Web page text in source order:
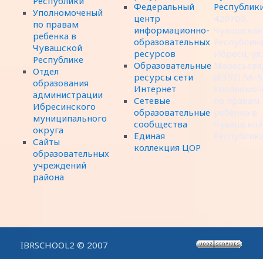
Уполномоченый
по правам
ребенка в
Чувашской
Республике
Отдел
образования
администрации
Ибресинского
муниципального
округа
Сайты
образовательных
учреждений
района
Федеральный
центр
информационно-
образовательных
ресурсов
Образовательные
ресурсы сети
Интернет
Сетевые
образовательные
сообщества
Единая
коллекция ЦОР
429700,
Чувашская
Ибреси, ул.
(8352) 56-
по правам
ребенка в
Чувашской
IBRSCHOOL2 © 2007